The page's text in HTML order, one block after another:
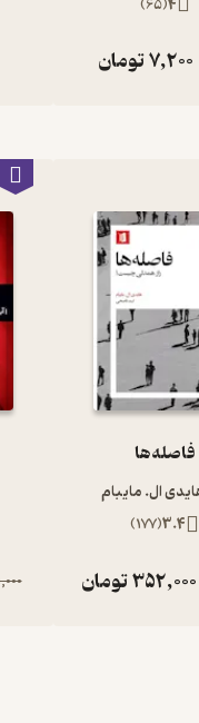
4
(
65
)
7,200تومان
فاصله‌ها
ال. مایبام
3.4
(
177
)
352,000تومان